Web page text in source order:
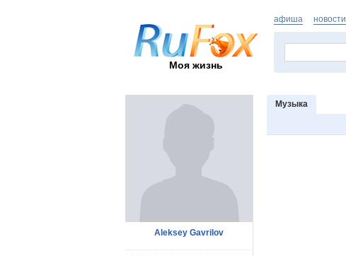
Моя жизнь
афиша новости
Музыка
Aleksey Gavrilov